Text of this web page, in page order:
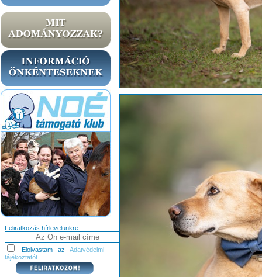
Feliratkozás hírlevelünkre:
Elolvastam az Adatvédelmi
tájékoztatót